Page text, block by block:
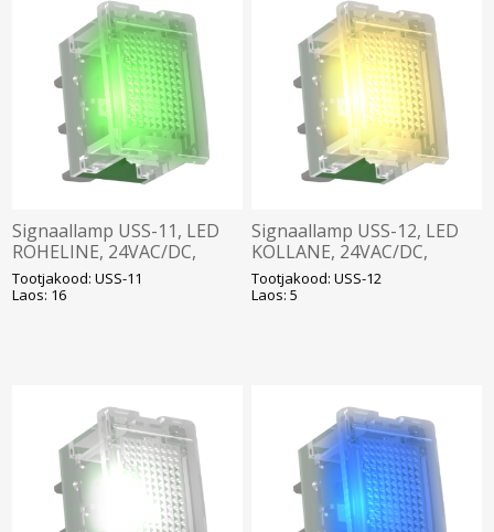
Signaallamp USS-11, LED
ROHELINE, 24VAC/DC,
250VAC, Elko
Tootjakood: USS-11
Laos: 16
Signaallamp USS-12, LED
KOLLANE, 24VAC/DC,
250VAC, Elko
Tootjakood: USS-12
Laos: 5